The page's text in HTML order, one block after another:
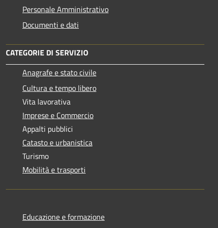
Personale Amministrativo
Documenti e dati
CATEGORIE DI SERVIZIO
Anagrafe e stato civile
Cultura e tempo libero
Vita lavorativa
Imprese e Commercio
Appalti pubblici
Catasto e urbanistica
Turismo
Mobilità e trasporti
Educazione e formazione